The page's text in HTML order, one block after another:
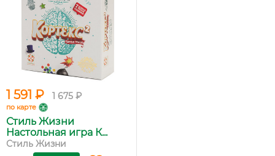
1 591 ₽ 1 675 ₽
по карте
Стиль Жизни
Настольная игра К...
Стиль Жизни